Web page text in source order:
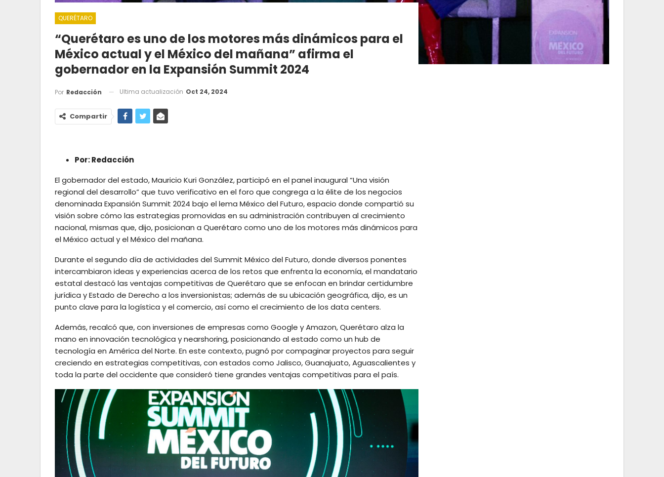
QUERÉTARO
“Querétaro es uno de los motores más dinámicos para el
México actual y el México del mañana” afirma el
gobernador en la Expansión Summit 2024
Por Redacción Ultima actualización Oct 24, 2024
Compartir
Por: Redacción
El gobernador del estado, Mauricio Kuri González, participó en el panel inaugural “Una visión
regional del desarrollo” que tuvo verificativo en el foro que congrega a la élite de los negocios
denominada Expansión Summit 2024 bajo el lema México del Futuro, espacio donde compartió su
visión sobre cómo las estrategias promovidas en su administración contribuyen al crecimiento
nacional, mismas que, dijo, posicionan a Querétaro como uno de los motores más dinámicos para
el México actual y el México del mañana.
Durante el segundo día de actividades del Summit México del Futuro, donde diversos ponentes
intercambiaron ideas y experiencias acerca de los retos que enfrenta la economía, el mandatario
estatal destacó las ventajas competitivas de Querétaro que se enfocan en brindar certidumbre
jurídica y Estado de Derecho a los inversionistas; además de su ubicación geográfica, dijo, es un
punto clave para la logística y el comercio, así como el crecimiento de los data centers.
Además, recalcó que, con inversiones de empresas como Google y Amazon, Querétaro alza la
mano en innovación tecnológica y nearshoring, posicionando al estado como un hub de
tecnología en América del Norte. En este contexto, pugnó por compaginar proyectos para seguir
creciendo en estrategias competitivas, con estados como Jalisco, Guanajuato, Aguascalientes y
toda la parte del occidente que consideró tiene grandes ventajas competitivas para el país.